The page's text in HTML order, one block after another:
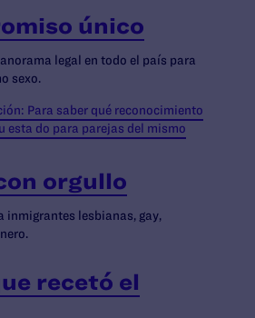
único
legal en todo el país para
sexo.
Para saber qué reconocimiento
esta do para parejas del mismo
orgullo
inmigrantes lesbianas, gay,
recetó el